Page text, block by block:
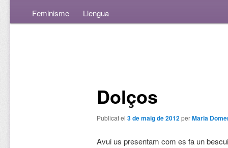
Feminisme
Llengua
Dolços
Publicat el 3 de maig de 2012perMaria
Avui us presentam com es fa un